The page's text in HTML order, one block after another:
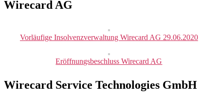
Wirecard AG
Vorläufige Insolvenzverwaltung Wirecard AG 29.06.2020
Eröffnungsbeschluss Wirecard AG
Wirecard Service Technologies GmbH